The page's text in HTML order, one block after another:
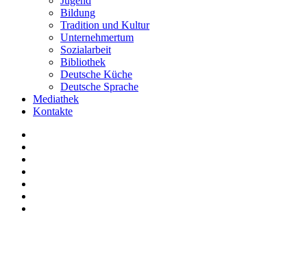
Bildung
Tradition und Kultur
Unternehmertum
Sozialarbeit
Bibliothek
Deutsche Küche
Deutsche Sprache
Mediathek
Kontakte